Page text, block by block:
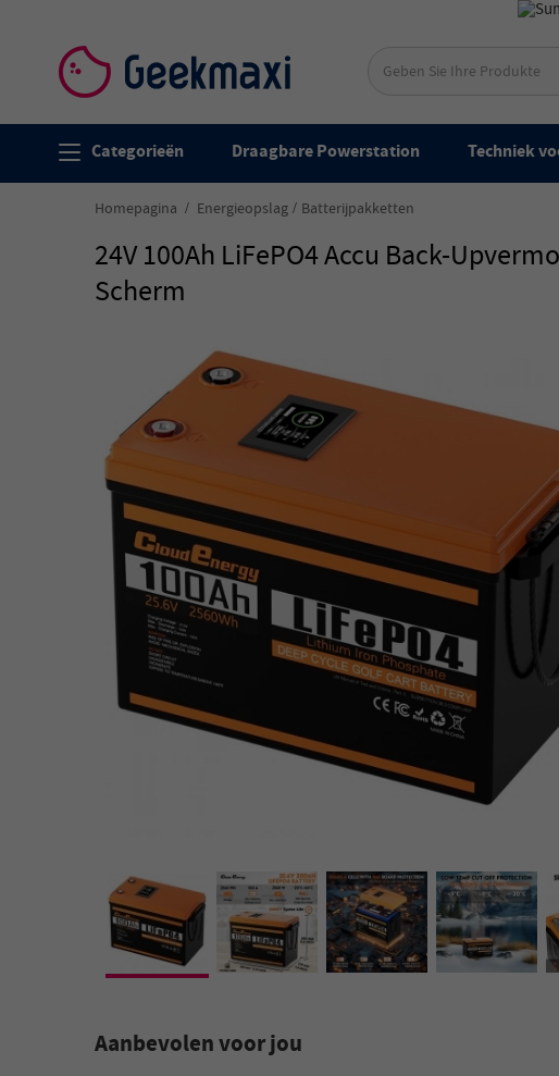
Categorieën Draagbare Powerstation Techniek
Homepagina Energieopslag Batterijpakketten
24V 100Ah LiFePO4 Accu Back-
Scherm
Aanbevolen voor jou